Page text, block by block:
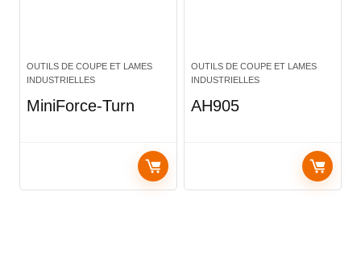
OUTILS DE COUPE ET LAMES
INDUSTRIELLES
MiniForce-Turn
OUTILS DE COUPE ET LAMES
INDUSTRIELLES
AH905